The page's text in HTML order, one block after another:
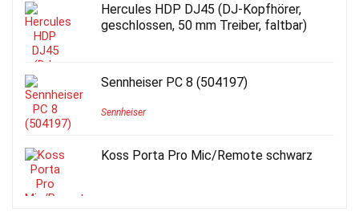
Hercules HDP DJ45 (DJ-Kopfhörer,
geschlossen, 50 mm Treiber, faltbar)
Sennheiser PC 8 (504197)
Sennheiser
Koss Porta Pro Mic/Remote schwarz